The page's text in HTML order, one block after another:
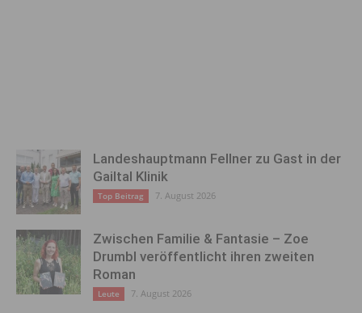
Landeshauptmann Fellner zu Gast in der
Gailtal Klinik
Top Beitrag 7. August 2026
Zwischen Familie & Fantasie – Zoe
Drumbl veröffentlicht ihren zweiten
Roman
Leute 7. August 2026